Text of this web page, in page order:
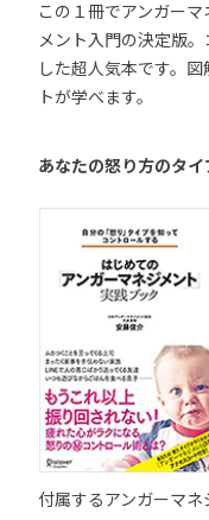
この１冊でアンガー
メント入門の決定版
した超人気本です。
トが学べます。
あなたの怒り方のタ
付属するアンガーマ